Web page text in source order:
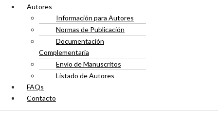
Autores
Información para Autores
Normas de Publicación
Documentación
Complementaria
Envío de Manuscritos
Listado de Autores
FAQs
Contacto